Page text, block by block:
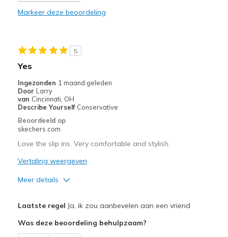
View On Shoes
Shoes are for Wearing
Markeer deze beoordeling
5
Yes
Ingezonden 1 maand geleden
Door Larry
van Cincinnati, OH
Describe Yourself Conservative
Beoordeeld op
skechers.com
Love the slip ins. Very comfortable and stylish.
Vertaling weergeven
Meer details
Breathe Well
Laatste regel Ja, ik zou aanbevelen aan een vriend
Was deze beoordeling behulpzaam?